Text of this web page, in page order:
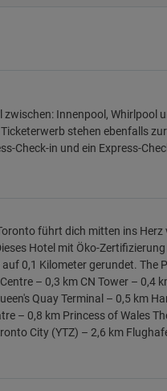
zwischen: Innenpool,
stehen ebenfalls
Check-in und ein Express-
führt dich mitten ins
Hotel mit Öko-
0,1 Kilometer gerundet. The
– 0,3 km CN Tower –
Quay Terminal – 0,5 km
– 0,8 km Princess of Wales
City (YTZ) – 2,6 km